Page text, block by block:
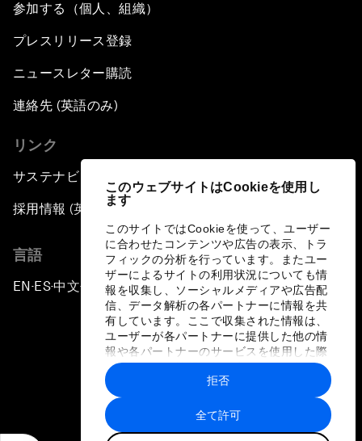
このウェブサイトはCookieを使用し
ます
このサイトではCookieを使って、ユーザー
に合わせたコンテンツや広告の表示、トラ
フィックの分析を行っています。またユー
ザーによるサイトの利用状況についても情
報を収集し、ソーシャルメディアや広告配
信、データ解析の各パートナーに情報を共
有しています。ここで収集された情報は、
ユーザーが各パートナーに提供した他の情
報や各パートナーのサービスを使用した際
に収集された情報と組み合わされ、各パー
トナーによって使用されることがありま
す。
全て許可
拒否
参加する（個人、組織）
プレスリリース登録
ニュースレター購読
連絡先 (英語のみ)
リンク
サステナビリティへの取り組み
採用情報 (英語のみ)
言語
EN ▪ES▪中文▪ 日本語
プライバシーポリシーと利用規約
サイトマップ